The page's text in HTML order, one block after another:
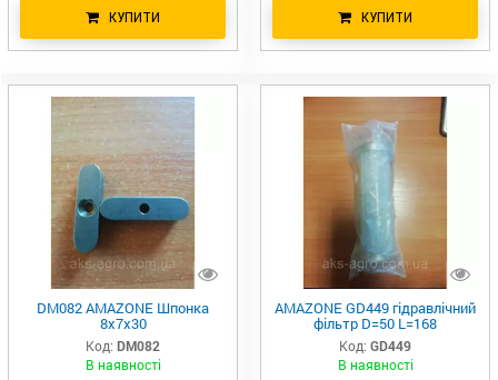
КУПИТИ КУПИТИ
DM082 AMAZONE Шпонка
8х7х30
Код: DM082
В наявності
AMAZONE GD449 гідравлічний
фільтр D=50 L=168
Код: GD449
В наявності